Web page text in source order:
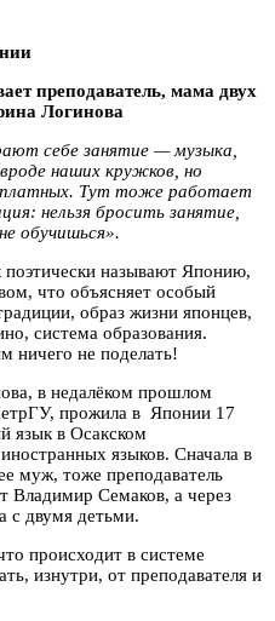
преподаватель, мама двух
Логинова
себе занятие — музыка,
наших кружков, но
Тут тоже работает
нельзя бросить занятие,
обучишься».
поэтически называют Японию,
что объясняет особый
образ жизни японцев,
система образования.
ничего не поделать!
в недалёком прошлом
прожила в Японии 17
язык в Осакском
языков. Сначала в
муж, тоже преподаватель
Владимир Семаков, а через
с двумя детьми.
происходит в системе
изнутри, от преподавателя и